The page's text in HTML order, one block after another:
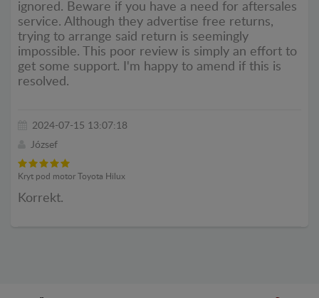
ignored. Beware if you have a need for aftersales
service. Although they advertise free returns,
trying to arrange said return is seemingly
impossible. This poor review is simply an effort to
get some support. I'm happy to amend if this is
resolved.
2024-07-15 13:07:18
József
Kryt pod motor Toyota Hilux
Korrekt.